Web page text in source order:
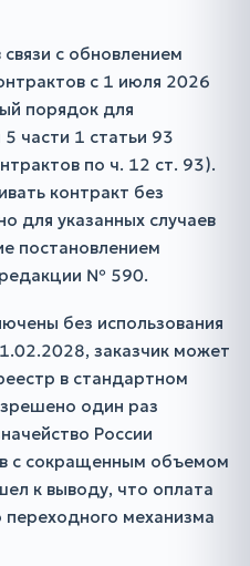
с обновлением
с 1 июля 2026
порядок для
части 1 статьи 93
по ч. 12 ст. 93).
контракт без
для указанных случаев
постановлением
№ 590.
без использования
заказчик может
в стандартном
один раз
России
с сокращенным объемом
к выводу, что оплата
переходного механизма